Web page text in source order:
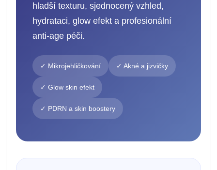
hladší texturu, sjednocený vzhled,
hydrataci, glow efekt a profesionální
anti-age péči.
✓ Mikrojehličkování ✓ Akné a jizvičky
✓ Glow skin efekt
✓ PDRN a skin boostery